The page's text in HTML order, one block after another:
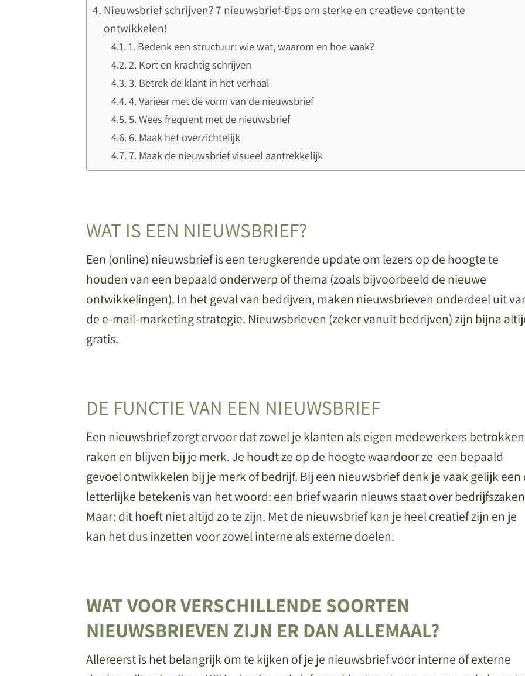
Nieuwsbrief schrijven? 7 nieuwsbrief-tips om sterke en creatieve content te
ontwikkelen!
1. Bedenk een structuur: wie wat, waarom en hoe vaak?
2. Kort en krachtig schrijven
3. Betrek de klant in het verhaal
4. Varieer met de vorm van de nieuwsbrief
5. Wees frequent met de nieuwsbrief
6. Maak het overzichtelijk
7. Maak de nieuwsbrief visueel aantrekkelijk
WAT IS EEN NIEUWSBRIEF?
Een (online) nieuwsbrief is een terugkerende update om lezers op de hoogte te
houden van een bepaald onderwerp of thema (zoals bijvoorbeeld de nieuwe
ontwikkelingen). In het geval van bedrijven, maken nieuwsbrieven onderdeel uit
de e-mail-marketing strategie. Nieuwsbrieven (zeker vanuit bedrijven) zijn bijna
gratis.
DE FUNCTIE VAN EEN NIEUWSBRIEF
Een nieuwsbrief zorgt ervoor dat zowel je klanten als eigen medewerkers betrokken
raken en blijven bij je merk. Je houdt ze op de hoogte waardoor ze een bepaald
gevoel ontwikkelen bij je merk of bedrijf. Bij een nieuwsbrief denk je vaak gelijk een
letterlijke betekenis van het woord: een brief waarin nieuws staat over
Maar: dit hoeft niet altijd zo te zijn. Met de nieuwsbrief kan je heel creatief zijn en je
kan het dus inzetten voor zowel interne als externe doelen.
WAT VOOR VERSCHILLENDE SOORTEN
NIEUWSBRIEVEN ZIJN ER DAN ALLEMAAL?
Allereerst is het belangrijk om te kijken of je je nieuwsbrief voor interne of externe